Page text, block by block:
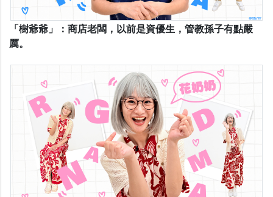
「樹爺爺」：商店老闆，以前是資優生，管教孫子有點嚴
厲。